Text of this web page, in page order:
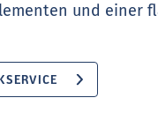
und einer